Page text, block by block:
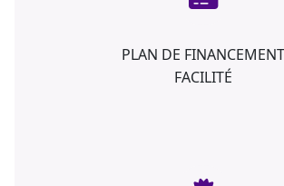
PLAN DE FINANCEMENT
FACILITÉ